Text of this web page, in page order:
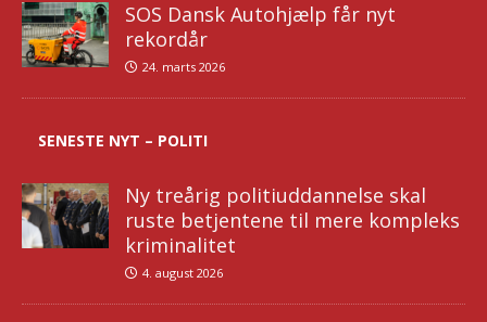
SOS Dansk Autohjælp får nyt
rekordår
24. marts 2026
SENESTE NYT – POLITI
Ny treårig politiuddannelse skal
ruste betjentene til mere kompleks
kriminalitet
4. august 2026